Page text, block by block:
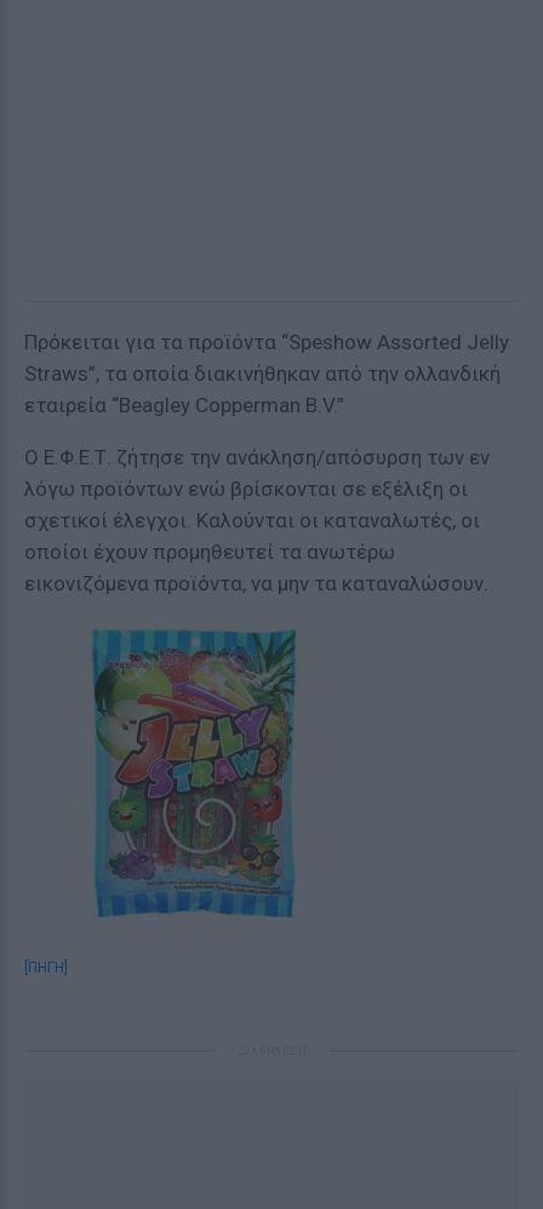
Πρόκειται για τα προϊόντα “Speshow Assorted Jelly
Straws”, τα οποία διακινήθηκαν από την ολλανδική
εταιρεία “Beagley Copperman B.V.”
O Ε.Φ.Ε.Τ. ζήτησε την ανάκληση/απόσυρση των εν
λόγω προϊόντων ενώ βρίσκονται σε εξέλιξη οι
σχετικοί έλεγχοι. Καλούνται οι καταναλωτές, οι
οποίοι έχουν προμηθευτεί τα ανωτέρω
εικονιζόμενα προϊόντα, να μην τα καταναλώσουν.
[ΠΗΓΗ]